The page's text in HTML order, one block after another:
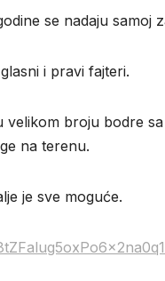
se nadaju samoj
i pravi fajteri.
velikom broju bodre
na terenu.
je sve moguće.